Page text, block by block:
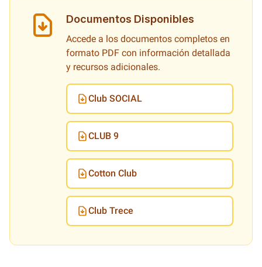
Documentos Disponibles
Accede a los documentos completos en
formato PDF con información detallada
y recursos adicionales.
Club SOCIAL
CLUB 9
Cotton Club
Club Trece